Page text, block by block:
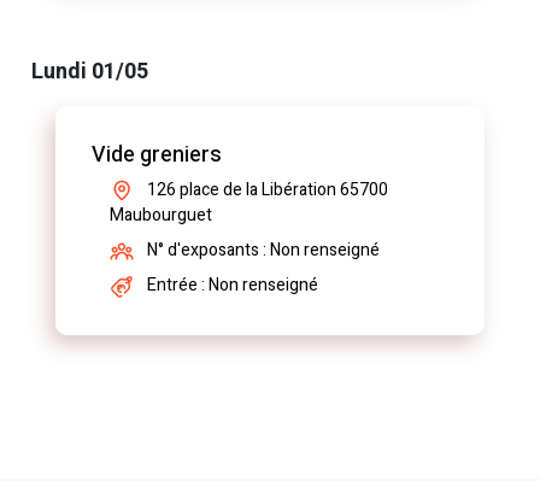
Lundi 01/05
Vide greniers
126 place de la Libération 65700
Maubourguet
N° d'exposants : Non renseigné
Entrée : Non renseigné